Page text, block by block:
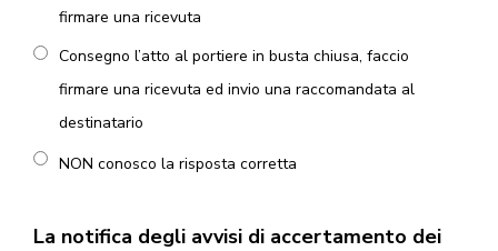
firmare una ricevuta
Consegno l’atto al portiere in busta chiusa, faccio
firmare una ricevuta ed invio una raccomandata al
destinatario
NON conosco la risposta corretta
La notifica degli avvisi di accertamento dei